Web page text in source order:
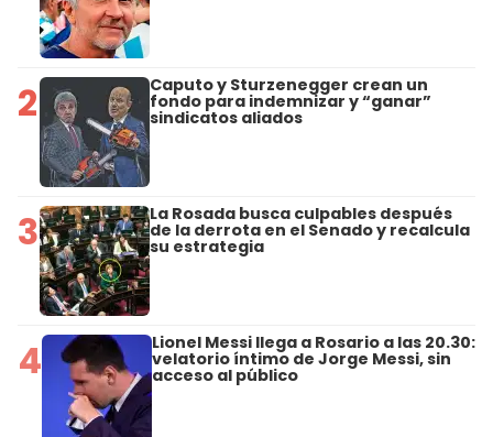
2 Caputo y Sturzenegger crean un
fondo para indemnizar y “ganar”
sindicatos aliados
3 La Rosada busca culpables después
de la derrota en el Senado y recalcula
su estrategia
4 Lionel Messi llega a Rosario a las 20.30:
velatorio íntimo de Jorge Messi, sin
acceso al público